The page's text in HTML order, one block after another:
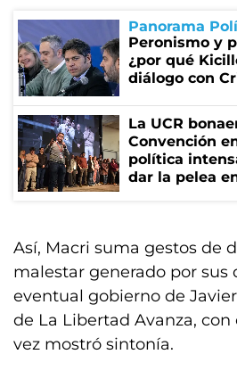
Panorama
Peronismo y
¿por qué
diálogo con
La UCR
Convención
política
dar la pelea
Así, Macri suma gestos de
malestar generado por sus
eventual gobierno de
de La Libertad Avanza,
vez mostró sintonía.